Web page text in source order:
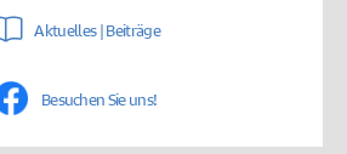
Aktuelles | Beiträge
Besuchen Sie uns!